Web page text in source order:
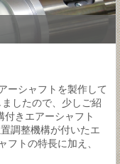
ーシャフトを製作して
したので、少しご紹
きエアーシャフト
調整機構が付いたエ
トの特長に加え、